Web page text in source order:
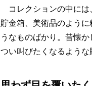
コレクションの中には
貯金箱、美術品のよう
うなものばかり。昔懐
つい叫びたくなるような